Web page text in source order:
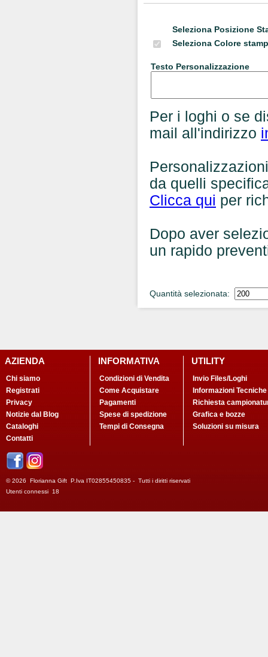
Seleziona Posizione
Seleziona Colore
Testo Personalizzazione
Per i loghi o se
mail all'indirizzo
da quelli
Clicca qui per
Dopo aver
un rapido
Quantità selezionata:
AZIENDA
Chi siamo
Registrati
Privacy
Notizie dal Blog
Cataloghi
Contatti
INFORMATIVA
Condizioni di Vendita
Come Acquistare
Pagamenti
Spese di spedizione
Tempi di Consegna
UTILITY
Invio Files/Loghi
Informazioni Tecniche
Richiesta
Grafica e bozze
Soluzioni su misura
© 2026 Florianna Gift P.Iva IT02855450835 - Tutti i diritti riservati
Utenti connessi 18